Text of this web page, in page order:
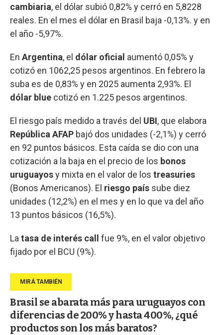
cambiaria, el dólar subió 0,82% y cerró en 5,8228
reales. En el mes el dólar en Brasil baja -0,13%. y en
el año -5,97%.
En Argentina, el dólar oficial aumentó 0,05% y
cotizó en 1062,25 pesos argentinos. En febrero la
suba es de 0,83% y en 2025 aumenta 2,93%. El
dólar blue cotizó en 1.225 pesos argentinos.
El riesgo país medido a través del UBI, que elabora
República AFAP bajó dos unidades (-2,1%) y cerró
en 92 puntos básicos. Esta caída se dio con una
cotización a la baja en el precio de los bonos
uruguayosy mixta en el valor de los treasuries
(Bonos Americanos). El riesgo país sube diez
unidades (12,2%) en el mes y en lo que va del año
13 puntos básicos (16,5%).
Latasa de interés call
fue 9%, en el valor objetivo
fijado por el BCU (9%).
Brasil se abarata más para uruguayos con
diferencias de 200% y hasta 400%, ¿qué
productos son los más baratos?